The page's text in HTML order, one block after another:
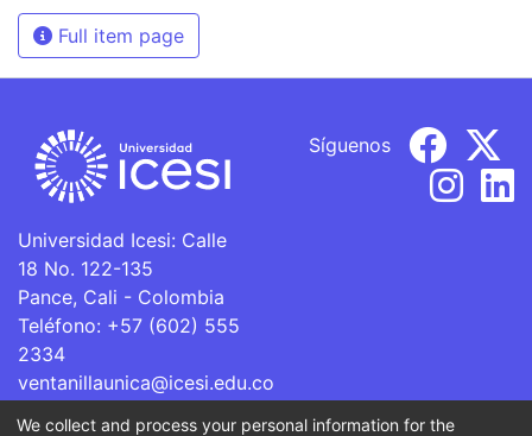
Full item page
Universidad Icesi: Calle
18 No. 122-135
Pance, Cali - Colombia
Teléfono: +57 (602) 555
2334
ventanillaunica@icesi.edu.co
Síguenos
We collect and process your personal information for the